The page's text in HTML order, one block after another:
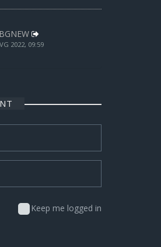
BGNEW
2022, 09:59
Keep me logged in